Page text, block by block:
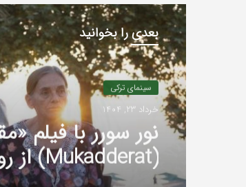
بعدی را بخوانید
سینمای ترکی
خرداد 23, 1404
هالوک بیلگیلر و
یک فیلم کنار هم